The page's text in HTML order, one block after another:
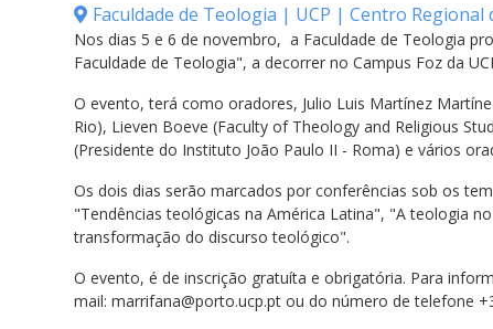
Faculdade de Teologia | UCP | Centro Regional
Nos dias 5 e 6 de novembro, a Faculdade de Teologia
Faculdade de Teologia", a decorrer no Campus Foz da
O evento, terá como oradores, Julio Luis Martínez
Rio), Lieven Boeve (Faculty of Theology and Religious
(Presidente do Instituto João Paulo II - Roma) e vários
Os dois dias serão marcados por conferências sob os
"Tendências teológicas na América Latina", "A teologia
transformação do discurso teológico".
O evento, é de inscrição gratuíta e obrigatória. Para
mail: marrifana@porto.ucp.pt ou do número de telefone